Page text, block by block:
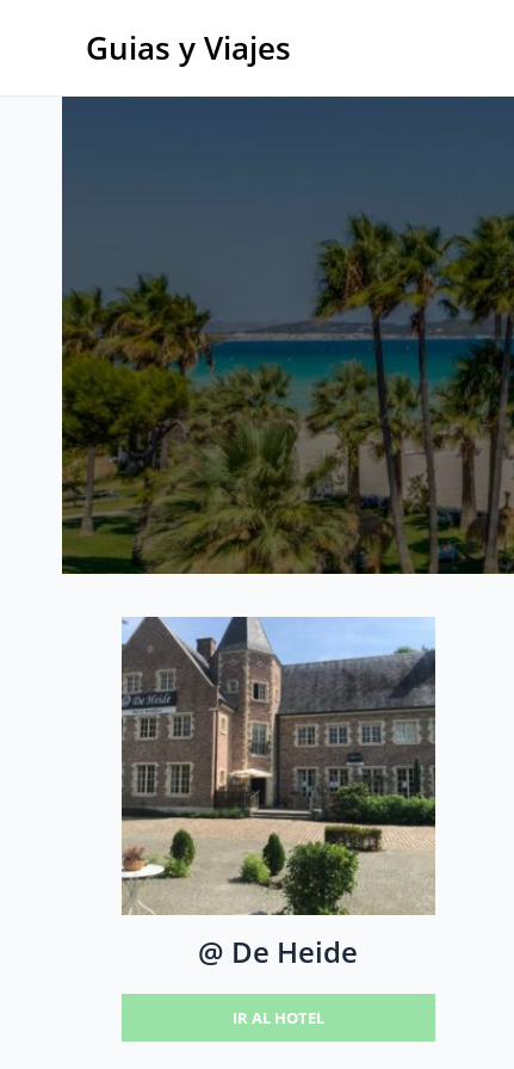
Guias y Viajes
@ De Heide
IR AL HOTEL